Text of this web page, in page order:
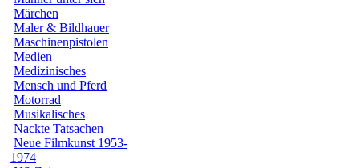
Märchen
Maler & Bildhauer
Maschinenpistolen
Medien
Medizinisches
Mensch und Pferd
Motorrad
Musikalisches
Nackte Tatsachen
Neue Filmkunst 1953-
1974